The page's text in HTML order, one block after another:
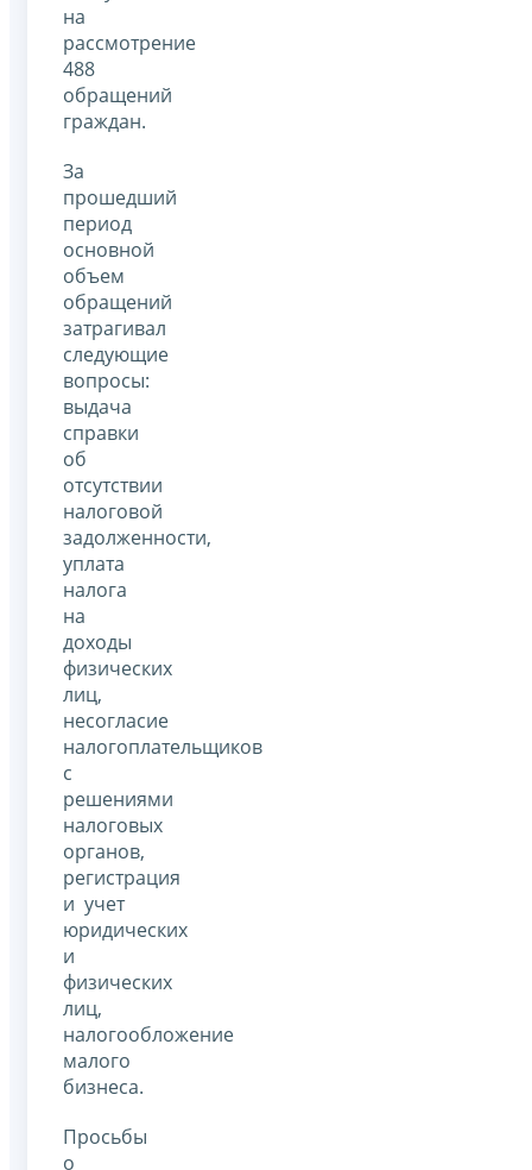
на
рассмотрение
488
обращений
граждан.
За
прошедший
период
основной
объем
обращений
затрагивал
следующие
вопросы:
выдача
справки
об
отсутствии
налоговой
задолженности,
уплата
налога
на
доходы
физических
лиц,
несогласие
налогоплательщиков
с
решениями
налоговых
органов,
регистрация
и учет
юридических
и
физических
лиц,
налогообложение
малого
бизнеса.
Просьбы
о